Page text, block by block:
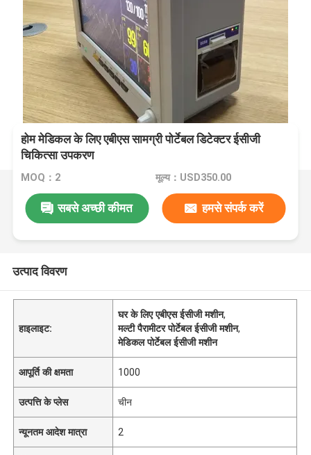
होम मेडिकल के लिए एबीएस सामग्री पोर्टेबल डिटेक्टर ईसीजी
चिकित्सा उपकरण
MOQ：2 मूल्य：USD350.00
सबसे अच्छी कीमत हमसे संपर्क करें
उत्पाद विवरण
हाइलाइट:
घर के लिए एबीएस ईसीजी मशीन,
मल्टी पैरामीटर पोर्टेबल ईसीजी मशीन,
मेडिकल पोर्टेबल ईसीजी मशीन
आपूर्ति की क्षमता 1000
उत्पत्ति के प्लेस चीन
न्यूनतम आदेश मात्रा 2